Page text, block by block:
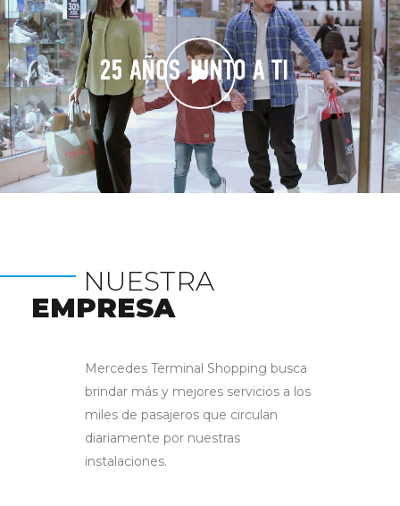
NUESTRA
EMPRESA
Mercedes Terminal Shopping busca
brindar más y mejores servicios a los
miles de pasajeros que circulan
diariamente por nuestras
instalaciones.